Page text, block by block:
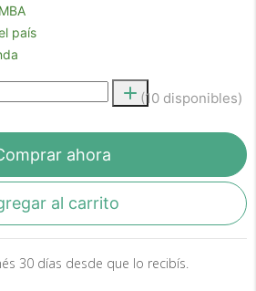
país
(10 disponibles)
ahora
al carrito
30 días desde que lo recibís.
producto que esperabas o
recibir el producto
dinero!